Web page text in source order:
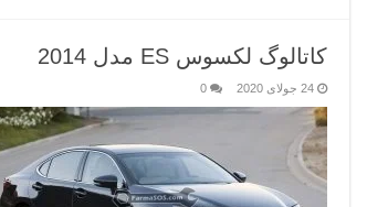
کاتالوگ لکسوس ES مدل 2014
24 جولای 2020 0